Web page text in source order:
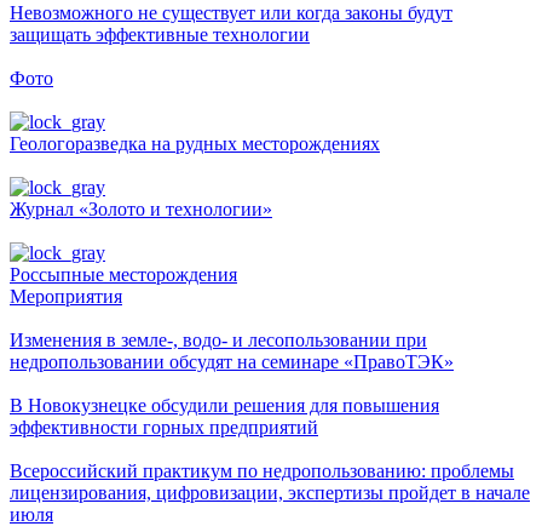
Невозможного не существует или когда законы будут
защищать эффективные технологии
Фото
Геологоразведка на рудных месторождениях
Журнал «Золото и технологии»
Россыпные месторождения
Мероприятия
Изменения в земле-, водо- и лесопользовании при
недропользовании обсудят на семинаре «ПравоТЭК»
В Новокузнецке обсудили решения для повышения
эффективности горных предприятий
Всероссийский практикум по недропользованию: проблемы
лицензирования, цифровизации, экспертизы пройдет в начале
июля